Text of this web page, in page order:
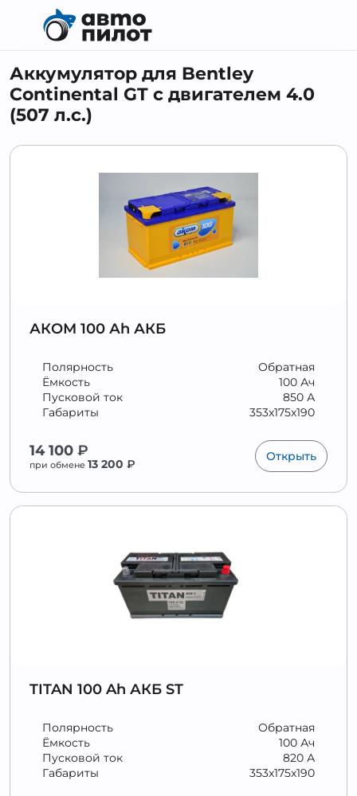
Аккумулятор для Bentley
Continental GT с двигателем 4.0
(507 л.с.)
АКОМ 100 Аh АКБ
Обратная
Полярность
100 Ач
Ёмкость
850 А
Пусковой ток
353x175x190
Габариты
14 100 ₽
при обмене 13 200 ₽
Открыть
TITAN 100 Ah АКБ ST
Обратная
Полярность
100 Ач
Ёмкость
820 А
Пусковой ток
353x175x190
Габариты